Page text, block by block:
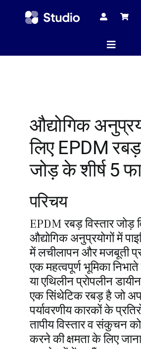
Toggle
औद्योगिक
लिए EPDM रबड़
जोड़ के शीर्ष 5
परिचय
EPDM रबड़ विस्तार जोड़
औद्योगिक अनुप्रयोगों में
में लचीलापन और मजबूती
एक महत्वपूर्ण भूमिका
या एथिलीन प्रोपलीन
एक सिंथेटिक रबड़ है जो
पर्यावरणीय कारकों के
तापीय विस्तार व संकुचन
करने की क्षमता के लिए